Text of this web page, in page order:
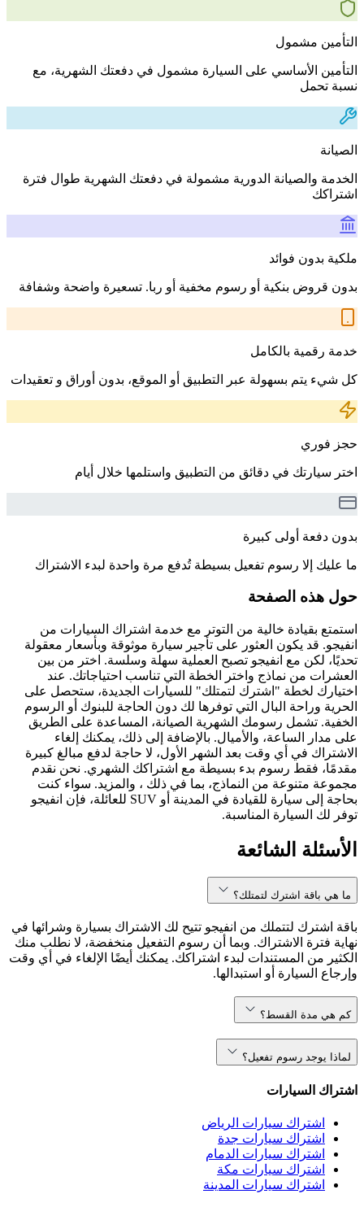
التأمين مشمول
التأمين الأساسي على السيارة مشمول في دفعتك الشهرية، مع
نسبة تحمل
الصيانة
الخدمة والصيانة الدورية مشمولة في دفعتك الشهرية طوال فترة
اشتراكك
ملكية بدون فوائد
بدون قروض بنكية أو رسوم مخفية أو ربا. تسعيرة واضحة وشفافة
خدمة رقمية بالكامل
كل شيء يتم بسهولة عبر التطبيق أو الموقع، بدون أوراق و تعقيدات
حجز فوري
اختر سيارتك في دقائق من التطبيق واستلمها خلال أيام
بدون دفعة أولى كبيرة
ما عليك إلا رسوم تفعيل بسيطة تُدفع مرة واحدة لبدء الاشتراك
حول هذه الصفحة
استمتع بقيادة خالية من التوتر مع خدمة اشتراك السيارات من
انفيجو. قد يكون العثور على تأجير سيارة موثوقة وبأسعار معقولة
تحديًا، لكن مع انفيجو تصبح العملية سهلة وسلسة. اختر من بين
العشرات من نماذج واختر الخطة التي تناسب احتياجاتك. عند
اختيارك لخطة "اشترك لتمتلك" للسيارات الجديدة، ستحصل على
الحرية وراحة البال التي توفرها لك دون الحاجة للبنوك أو الرسوم
الخفية. تشمل رسومك الشهرية الصيانة، المساعدة على الطريق
على مدار الساعة، والأميال. بالإضافة إلى ذلك، يمكنك إلغاء
الاشتراك في أي وقت بعد الشهر الأول، لا حاجة لدفع مبالغ كبيرة
مقدمًا، فقط رسوم بدء بسيطة مع اشتراكك الشهري. نحن نقدم
مجموعة متنوعة من النماذج، بما في ذلك ، والمزيد. سواء كنت
بحاجة إلى سيارة للقيادة في المدينة أو SUV للعائلة، فإن انفيجو
توفر لك السيارة المناسبة.
الأسئلة الشائعة
ما هي باقة اشترك لتمتلك؟
باقة اشترك لتتملك من انفيجو تتيح لك الاشتراك بسيارة وشرائها في
نهاية فترة الاشتراك. وبما أن رسوم التفعيل منخفضة، لا نطلب منك
الكثير من المستندات لبدء اشتراكك. يمكنك أيضًا الإلغاء في أي وقت
وإرجاع السيارة أو استبدالها.
كم هي مدة القسط؟
لماذا يوجد رسوم تفعيل؟
اشتراك السيارات
اشتراك سيارات الرياض
اشتراك سيارات جدة
اشتراك سيارات الدمام
اشتراك سيارات مكة
اشتراك سيارات المدينة